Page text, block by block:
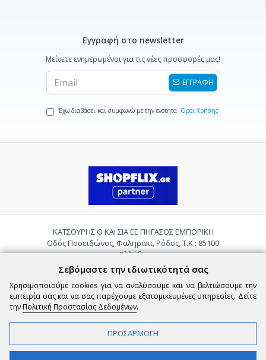
Εγγραφή στο newsletter
Μείνετε ενημερωμένοι για τις νέες προσφορές μας!
ΕΓΓΡΑΦΗ
Έχω διαβάσει και συμφωνώ με την ενότητα Όροι Χρήσης
ΚΑΤΣΟΥΡΗΣ Θ ΚΑΙ ΣΙΑ ΕΕ ΠΗΓΑΣΟΣ ΕΜΠΟΡΙΚΗ
Οδός Ποσειδώνος, Φαληράκι, Ρόδος, Τ.Κ.: 85100
Ελλάδα
Τηλ.:2241085059
Email:
pigasosemporiki@gmail.com
Σεβόμαστε την ιδιωτικότητά σας
Χρησιμοποιούμε cookies για να αναλύσουμε και να βελτιώσουμε την
εμπειρία σας και να σας παρέχουμε εξατομικευμένες υπηρεσίες. Δείτε
την Πολιτική Προστασίας Δεδομένων.
ΠΡΟΣΑΡΜΟΓΗ